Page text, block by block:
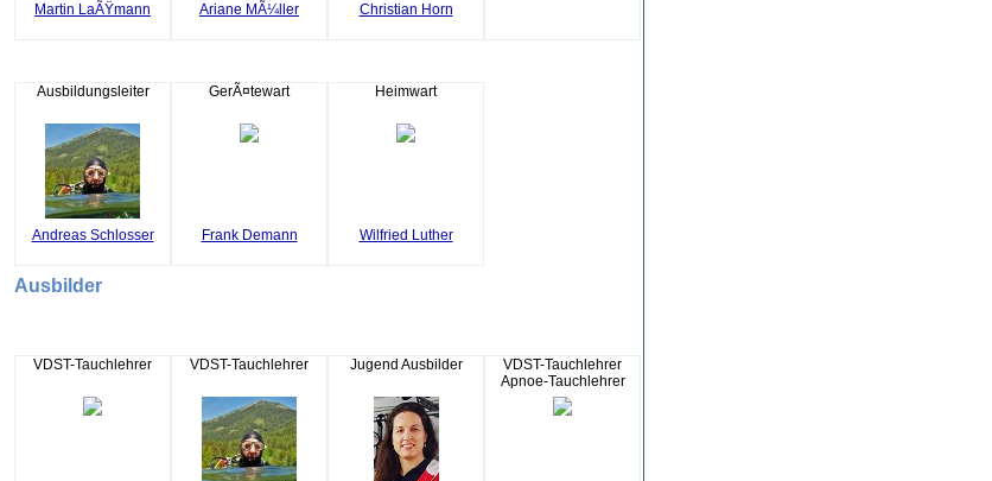
Martin LaÃŸmann Ariane MÃ¼ller Christian Horn
Ausbildungsleiter
Andreas Schlosser
GerÃ¤tewart
Frank Demann
Heimwart
Wilfried Luther
Ausbilder
VDST-Tauchlehrer VDST-Tauchlehrer Jugend Ausbilder
VDST-Tauchlehrer
Apnoe-Tauchlehrer